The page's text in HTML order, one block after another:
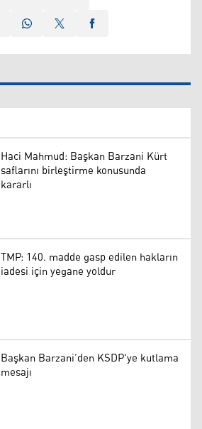
Haci Mahmud: Başkan Barzani Kürt
saflarını birleştirme konusunda
kararlı
TMP: 140. madde gasp edilen hakların
iadesi için yegane yoldur
Başkan Barzani’den KSDP'ye kutlama
mesajı